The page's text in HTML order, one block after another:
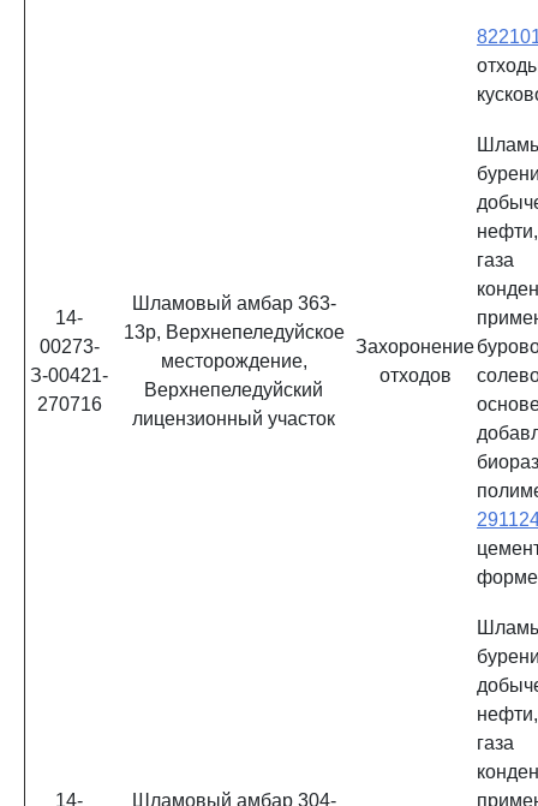
14-
00273-
З-00421-
270716
Шламовый амбар 363-
13р, Верхнепеледуйское
месторождение,
Верхнепеледуйский
лицензионный участок
Захоронение
отходов
газа
14- Шламовый амбар 304-
газа